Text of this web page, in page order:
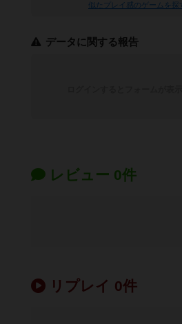
似たプレイ感のゲームを探
データに関する報告
レビュー 0件
リプレイ 0件